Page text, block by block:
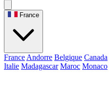
France
France Andorre Belgique Canada
Italie Madagascar Maroc Monaco